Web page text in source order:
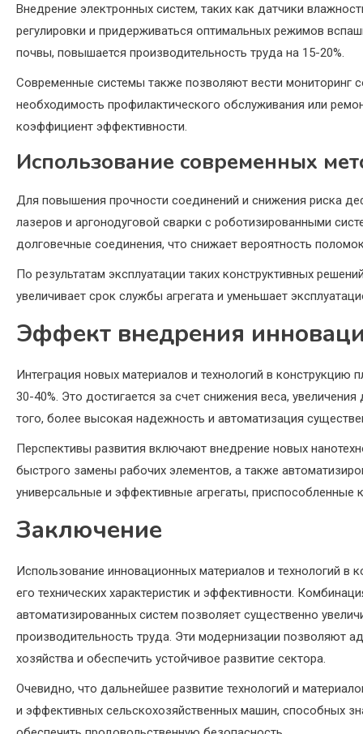
Внедрение электронных систем, таких как датчики
регулировки и придерживаться оптимальных режимов
почвы, повышается производительность труда на 15-20%.
Современные системы также позволяют вести мониторинг
необходимость профилактического обслуживания или
коэффициент эффективности.
Использование современных
Для повышения прочности соединений и снижения риска
лазеров и аргонодуговой сварки с роботизированными
долговечные соединения, что снижает вероятность
По результатам эксплуатации таких конструктивных
увеличивает срок службы агрегата и уменьшает
Эффект внедрения
Интеграция новых материалов и технологий в
30-40%. Это достигается за счет снижения веса,
того, более высокая надежность и автоматизация
Перспективы развития включают внедрение новых
быстрого замены рабочих элементов, а также
универсальные и эффективные агрегаты,
Заключение
Использование инновационных материалов и технологий
его технических характеристик и эффективности.
автоматизированных систем позволяет существенно
производительность труда. Эти модернизации позволяют
хозяйства и обеспечить устойчивое развитие сектора.
Очевидно, что дальнейшее развитие технологий и
и эффективных сельскохозяйственных машин, способных